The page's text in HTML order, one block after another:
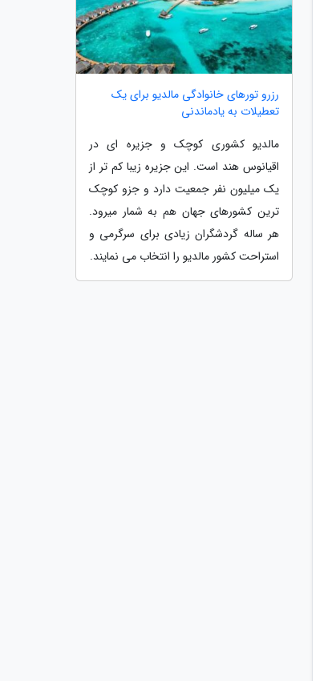
رزرو تورهای خانوادگی مالدیو برای یک
تعطیلات به یادماندنی
مالدیو کشوری کوچک و جزیره ای در
اقیانوس هند است. این جزیره زیبا کم تر از
یک میلیون نفر جمعیت دارد و جزو کوچک
ترین کشورهای جهان هم به شمار میرود.
هر ساله گردشگران زیادی برای سرگرمی و
استراحت کشور مالدیو را انتخاب می نمایند.